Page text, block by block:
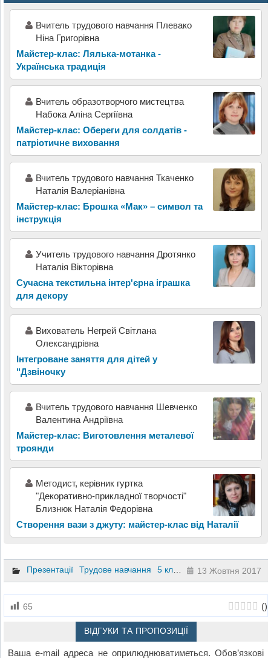
Вчитель трудового навчання Плевако
Ніна Григорівна
Майстер-клас: Лялька-мотанка -
Українська традиція
Вчитель образотворчого мистецтва
Набока Аліна Сергіївна
Майстер-клас: Обереги для солдатів -
патріотичне виховання
Вчитель трудового навчання Ткаченко
Наталія Валеріанівна
Майстер-клас: Брошка «Мак» – символ та
інструкція
Учитель трудового навчання Дротянко
Наталія Вікторівна
Сучасна текстильна інтер'єрна іграшка
для декору
Вихователь Негрей Світлана
Олександрівна
Інтегроване заняття для дітей у
"Дзвіночку
Вчитель трудового навчання Шевченко
Валентина Андріївна
Майстер-клас: Виготовлення металевої
троянди
Методист, керівник гуртка
"Декоративно-прикладної творчості"
Близнюк Наталія Федорівна
Створення вази з джуту: майстер-клас від Наталії
Презентації Трудове навчання 5 клас 6 клас
13 Жовтня 2017
65 ()
ВІДГУКИ ТА ПРОПОЗИЦІЇ
Ваша e-mail адреса не оприлюднюватиметься. Обов’язкові